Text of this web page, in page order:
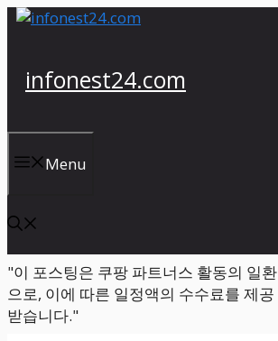
컨
기
infonest24.com
Menu
"이 포스팅은 쿠팡 파트너스 활동의 일환
으로, 이에 따른 일정액의 수수료를 제공
받습니다."